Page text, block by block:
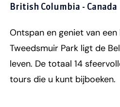
British Columbia - Canada
Ontspan en geniet van
Tweedsmuir Park ligt de
leven. De totaal 14
tours die u kunt bijboeken.